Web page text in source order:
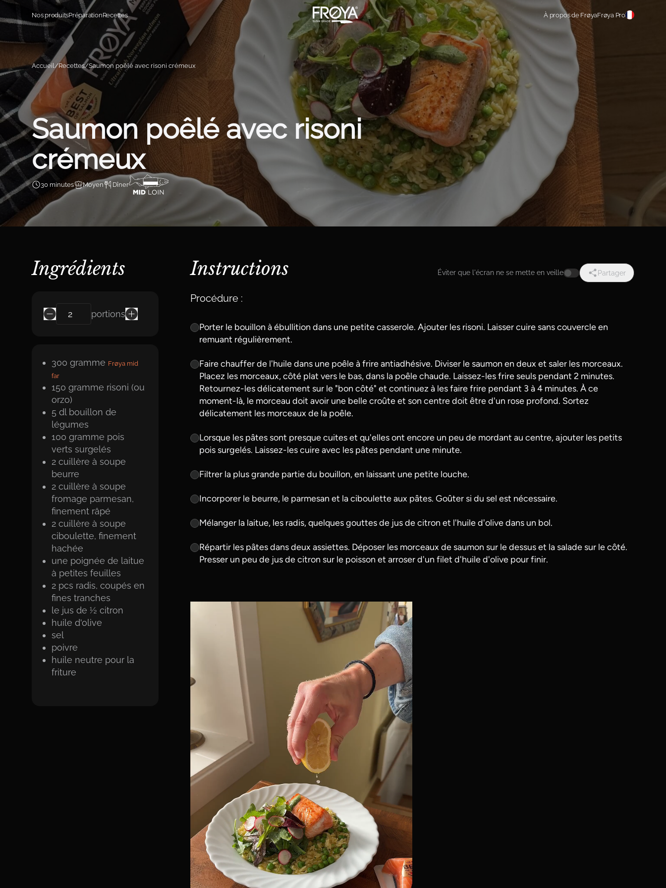
Aller au contenu
Nos produitsPréparationRecettes À propos de FrøyaFrøya Pro
Accueil Recettes Saumon poêlé avec risoni crémeux
Saumon poêlé avec risoni
crémeux
30 minutes Moyen Dîner
Ingrédients
portions
300 gramme Frøya mid
far
150 gramme risoni (ou
orzo)
5 dl bouillon de
légumes
100 gramme pois
verts surgelés
2 cuillère à soupe
beurre
2 cuillère à soupe
fromage parmesan,
finement râpé
2 cuillère à soupe
ciboulette, finement
hachée
une poignée de laitue
à petites feuilles
2 pcs radis, coupés en
fines tranches
le jus de ½ citron
huile d'olive
sel
poivre
huile neutre pour la
friture
Instructions Éviter que l'écran ne se mette en veille Partager
Procédure :
Porter le bouillon à ébullition dans une petite casserole. Ajouter les risoni. Laisser cuire sans couvercle en
remuant régulièrement.
Faire chauffer de l'huile dans une poêle à frire antiadhésive. Diviser le saumon en deux et saler les morceaux.
Placez les morceaux, côté plat vers le bas, dans la poêle chaude. Laissez-les frire seuls pendant 2 minutes.
Retournez-les délicatement sur le "bon côté" et continuez à les faire frire pendant 3 à 4 minutes. À ce
moment-là, le morceau doit avoir une belle croûte et son centre doit être d'un rose profond. Sortez
délicatement les morceaux de la poêle.
Lorsque les pâtes sont presque cuites et qu'elles ont encore un peu de mordant au centre, ajouter les petits
pois surgelés. Laissez-les cuire avec les pâtes pendant une minute.
Filtrer la plus grande partie du bouillon, en laissant une petite louche.
Incorporer le beurre, le parmesan et la ciboulette aux pâtes. Goûter si du sel est nécessaire.
Mélanger la laitue, les radis, quelques gouttes de jus de citron et l'huile d'olive dans un bol.
Répartir les pâtes dans deux assiettes. Déposer les morceaux de saumon sur le dessus et la salade sur le côté.
Presser un peu de jus de citron sur le poisson et arroser d'un filet d'huile d'olive pour finir.